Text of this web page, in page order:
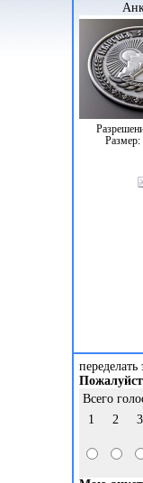
Размер:
Всего
1
2 3